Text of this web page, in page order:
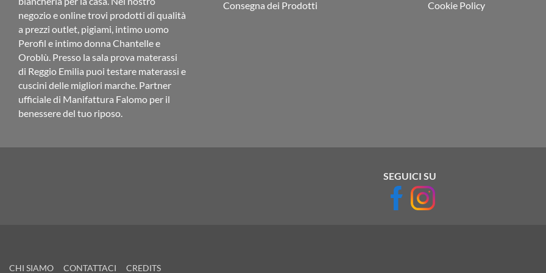
negozio e online trovi prodotti di qualità
a prezzi outlet, pigiami, intimo uomo
Perofil e intimo donna Chantelle e
Oroblù. Presso la sala prova materassi
di Reggio Emilia puoi testare materassi e
cuscini delle migliori marche. Partner
ufficiale di Manifattura Falomo per il
benessere del tuo riposo.
Consegna dei Prodotti
Cookie Policy
SEGUICI SU
CHI SIAMO CONTATTACI CREDITS